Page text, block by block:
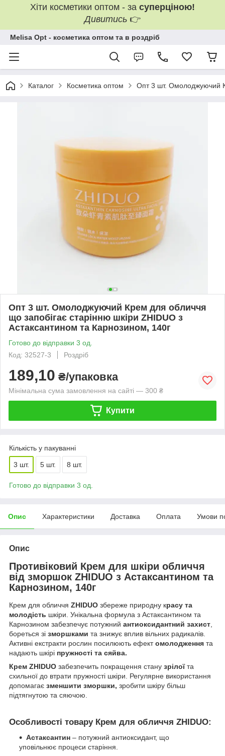
Хіти косметики оптом - за суперціною!
Дивитись 👉
Melisa Opt - косметика оптом та в роздріб
Каталог Косметика оптом Опт 3 шт. Омолоджуючий
Опт 3 шт. Омолоджуючий Крем для обличчя
що запобігає старінню шкіри ZHIDUO з
Астаксантином та Карнозином, 140г
Готово до відправки 3 од.
Код: 32527-3
Роздріб
189,10 ₴/упаковка
Мінімальна сума замовлення на сайті — 300 ₴
Купити
Кількість у пакуванні
3 шт. 5 шт. 8 шт.
Готово до відправки 3 од.
Опис Характеристики Доставка Оплата Умови
Опис
Противіковий Крем для шкіри обличчя
від зморшок ZHIDUO з Астаксантином та
Карнозином, 140г
Крем для обличчя ZHIDUO збереже природну красу та
молодість шкіри. Унікальна формула з Астаксантином та
Карнозином забезпечує потужний антиоксидантний захист,
бореться зі зморшками та знижує вплив вільних радикалів.
Активні екстракти рослин посилюють ефектомолодження та
надають шкірі пружності та сяйва.
Крем ZHIDUO забезпечить покращення стану зрілоїта
схильної до втрати пружності шкіри. Регулярне використання
допомагає зменшити зморшки, зробити шкіру більш
підтягнутою та сяючою.
Особливості товару Крем для обличчя ZHIDUO:
Астаксантин – потужний антиоксидант, що
уповільнює процеси старіння.